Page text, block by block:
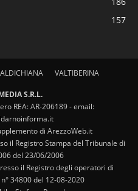
157
VALTIBERINA
S.R.L.
REA: AR-206189 - email:
di ArezzoWeb.it
il Registro Stampa del Tribunale di
del 23/06/2006
il Registro degli operatori di
34800 del 12-08-2020